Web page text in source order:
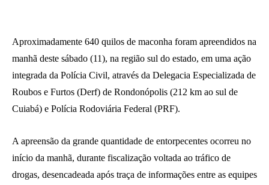
Aproximadamente 640 quilos de maconha foram apreendidos na
manhã deste sábado (11), na região sul do estado, em uma ação
integrada da Polícia Civil, através da Delegacia Especializada de
Roubos e Furtos (Derf) de Rondonópolis (212 km ao sul de
Cuiabá) e Polícia Rodoviária Federal (PRF).
A apreensão da grande quantidade de entorpecentes ocorreu no
início da manhã, durante fiscalização voltada ao tráfico de
drogas, desencadeada após traça de informações entre as equipes